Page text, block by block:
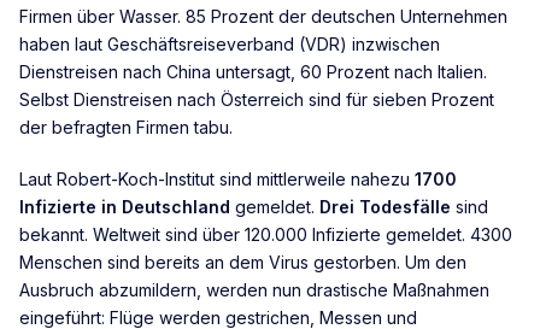
Firmen über Wasser. 85 Prozent der deutschen Unternehmen
haben laut Geschäftsreiseverband (VDR) inzwischen
Dienstreisen nach China untersagt, 60 Prozent nach Italien.
Selbst Dienstreisen nach Österreich sind für sieben Prozent
der befragten Firmen tabu.
Laut Robert-Koch-Institut sind mittlerweile nahezu 1700
Infizierte in Deutschland gemeldet. Drei Todesfälle sind
bekannt. Weltweit sind über 120.000 Infizierte gemeldet. 4300
Menschen sind bereits an dem Virus gestorben. Um den
Ausbruch abzumildern, werden nun drastische Maßnahmen
eingeführt: Flüge werden gestrichen, Messen und